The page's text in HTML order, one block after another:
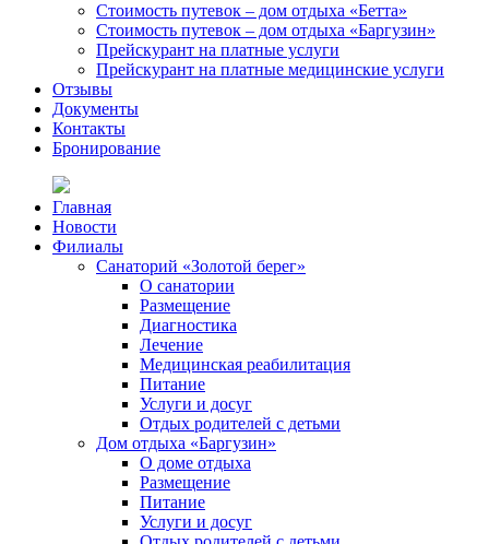
Стоимость путевок – дом отдыха «Бетта»
Стоимость путевок – дом отдыха «Баргузин»
Прейскурант на платные услуги
Прейскурант на платные медицинские услуги
Отзывы
Документы
Контакты
Бронирование
Главная
Новости
Филиалы
Санаторий «Золотой берег»
О санатории
Размещение
Диагностика
Лечение
Медицинская реабилитация
Питание
Услуги и досуг
Отдых родителей с детьми
Дом отдыха «Баргузин»
О доме отдыха
Размещение
Питание
Услуги и досуг